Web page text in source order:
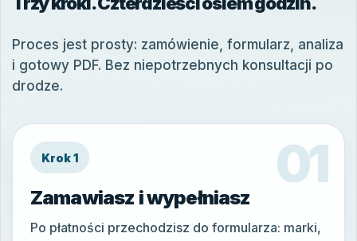
Proces jest prosty: zamówienie, formularz, analiza
i gotowy PDF. Bez niepotrzebnych konsultacji po
drodze.
Krok 1
Zamawiasz i wypełniasz
Po płatności przechodzisz do formularza: marki,